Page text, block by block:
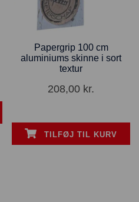
Papergrip 100 cm
aluminiums skinne i sort
textur
208,00 kr.
TILFØJ TIL KURV